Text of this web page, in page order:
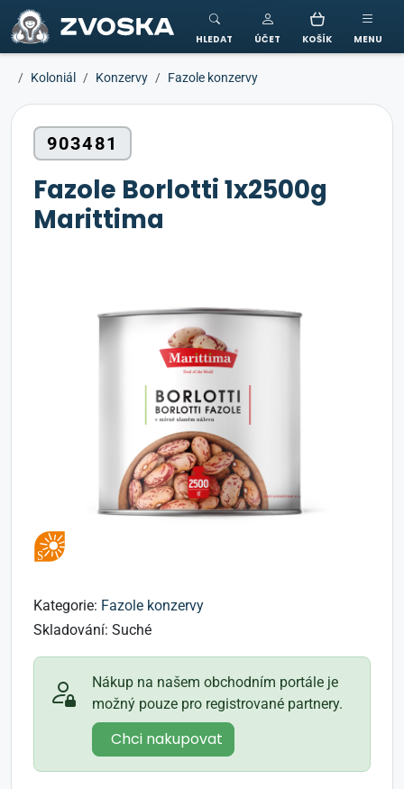
ZVOSKA
HLEDAT ÚČET KOŠÍK MENU
Koloniál Konzervy Fazole konzervy
903481
Fazole Borlotti 1x2500g
Marittima
Kategorie: Fazole konzervy
Skladování: Suché
Nákup na našem obchodním portále je
možný pouze pro registrované partnery.
Chci nakupovat